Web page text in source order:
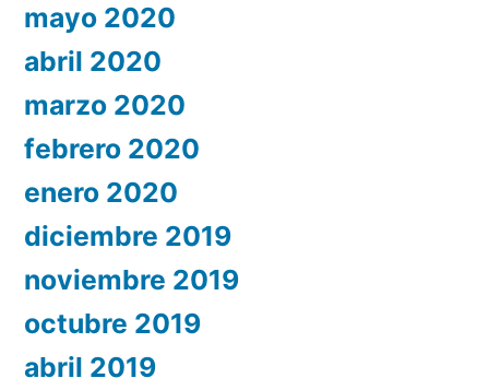
mayo 2020
abril 2020
marzo 2020
febrero 2020
enero 2020
diciembre 2019
noviembre 2019
octubre 2019
abril 2019